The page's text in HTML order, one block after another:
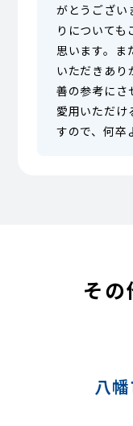
がとうござい
りについても
思います。ま
いただきあり
善の参考にさ
愛用いただけ
すので、何卒
そ
八